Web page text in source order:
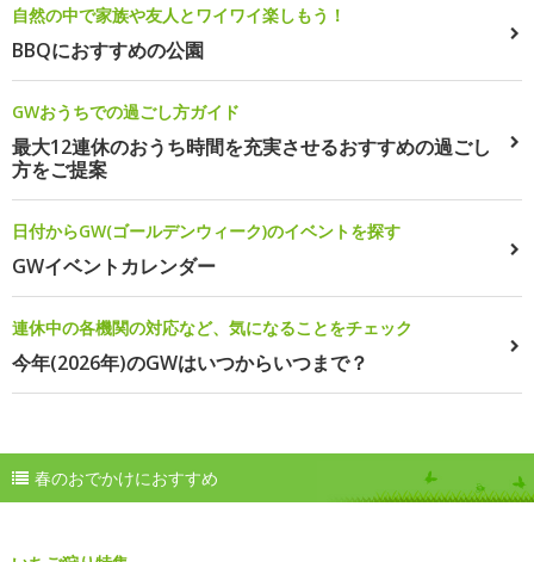
自然の中で家族や友人とワイワイ楽しもう！
BBQにおすすめの公園
GWおうちでの過ごし方ガイド
最大12連休のおうち時間を充実させるおすすめの過ごし
方をご提案
日付からGW(ゴールデンウィーク)のイベントを探す
GWイベントカレンダー
連休中の各機関の対応など、気になることをチェック
今年(2026年)のGWはいつからいつまで？
春のおでかけにおすすめ